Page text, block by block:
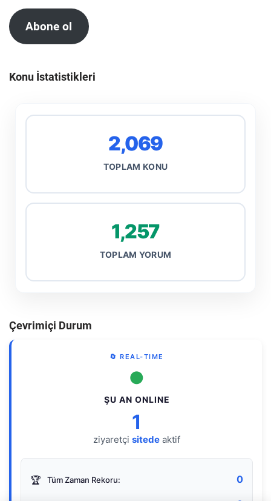
Abone ol
Konu İstatistikleri
2,069
TOPLAM KONU
1,257
TOPLAM YORUM
Çevrimiçi Durum
🔄 REAL-TIME
●
ŞU AN ONLINE
1
ziyaretçi sitede aktif
🏆 Tüm Zaman Rekoru: 0